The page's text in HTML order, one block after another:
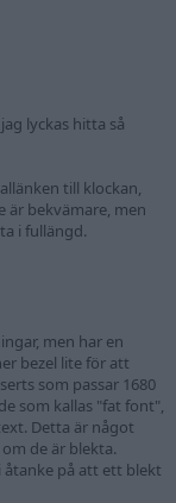
lyckas hitta så
till klockan,
är bekvämare, men
i fullängd.
men har en
bezel lite för att
som passar 1680
som kallas "fat font",
Detta är något
de är blekta.
på att ett blekt